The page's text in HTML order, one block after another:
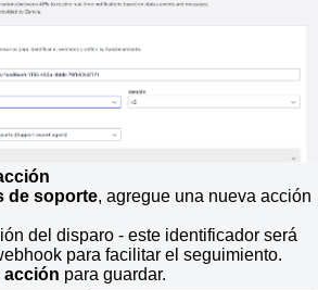
de soporte, agregue una nueva acción
del disparo - este identificador será
para facilitar el seguimiento.
acción para guardar.